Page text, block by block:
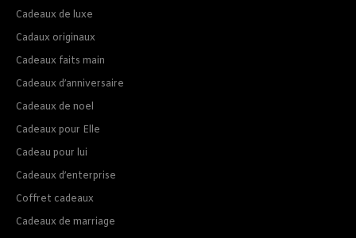
Cadeaux de luxe
Cadaux originaux
Cadeaux faits main
Cadeaux d’anniversaire
Cadeaux de noel
Cadeaux pour Elle
Cadeau pour lui
Cadeaux d’enterprise
Coffret cadeaux
Cadeaux de marriage